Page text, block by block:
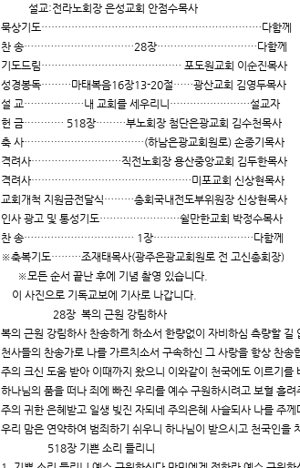
설교:전라노회장 은성교회 안점수목사
묵상기도…………………………………………………………다함께
찬 송……………………………28장…………………………다함께
기도드림…………………………………… 포도원교회 이순진목사
성경봉독………마태복음16장13-20절……광산교회 김영두목사
설 교………………내 교회를 세우리니……………………설교자
헌 금………… 518장………부노회장 첨단은광교회 김수천목사
축 사………………………………(하남은광교회원로) 손종기목사
격려사………………………직전노회장 용산중앙교회 김두한목사
격려사…………………………………………미포교회 신상현목사
교회개척 지원금전달식………총회국내전도부위원장 신상현목사
인사 광고 및 통성기도……………………쉴만한교회 박정수목사
찬 송…………………………… 1장…………………………다함께
※축복기도………조재태목사(광주은광교회원로 전 고신총회장)
※모든 순서 끝난 후에 기념 촬영 있습니다.
이 사진으로 기독교보에 기사로 나갑니다.
28장 복의 근원 강림하사
복의 근원 강림하사 찬송하게 하소서 한량없이 자비하심 측량할 길
천사들의 찬송가로 나를 가르치소서 구속하신 그 사랑을 항상 찬송
주의 크신 도움 받아 이때까지 왔으니 이와같이 천국에도 이르기를
하나님의 품을 떠나 죄에 빠진 우리를 예수 구원하시려고 보혈 흘려
주의 귀한 은혜받고 일생 빚진 자되네 주의은혜 사슬되사 나를 주께
우리 맘은 연약하여 범죄하기 쉬우니 하나님이 받으시고 천국인을
518장 기쁜 소리 들리니